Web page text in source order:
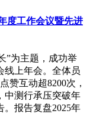
度工作会议暨先进
”为主题，成功举
线上年会。全体员
赞互动超8200次，
中测行承压突破年
报告复盘2025年